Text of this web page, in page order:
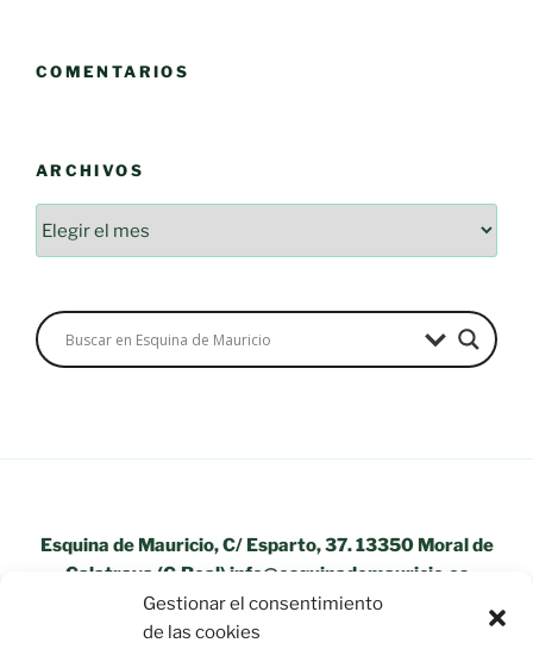
Gestionar el consentimiento
de las cookies
COMENTARIOS
ARCHIVOS
Esquina de Mauricio, C/ Esparto, 37. 13350 Moral de
Calatrava (C.Real) info@esquinademauricio.es
«Aviso Legal»